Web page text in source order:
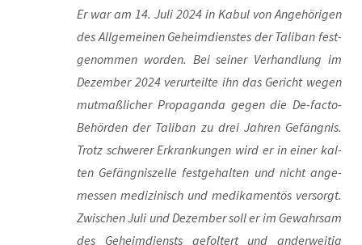
Er war am 14. Juli 2024 in Kabul von Ange­hö­ri­gen
des All­ge­mei­nen Geheim­diens­tes der Tali­ban fest­
ge­nom­men wor­den. Bei sei­ner Ver­hand­lung im
Dezem­ber 2024 ver­ur­teil­te ihn das Gericht wegen
mut­maß­li­cher Pro­pa­gan­da gegen die De-fac­to-
Behör­den der Tali­ban zu drei Jah­ren Gefäng­nis.
Trotz schwe­rer Erkran­kun­gen wird er in einer kal­
ten Gefäng­nis­zel­le fest­ge­hal­ten und nicht ange­
mes­sen medi­zi­nisch und medi­ka­men­tös ver­sorgt.
Zwi­schen Juli und Dezem­ber soll er im Gewahr­sam
des Geheim­diensts gefol­tert und ander­wei­tig